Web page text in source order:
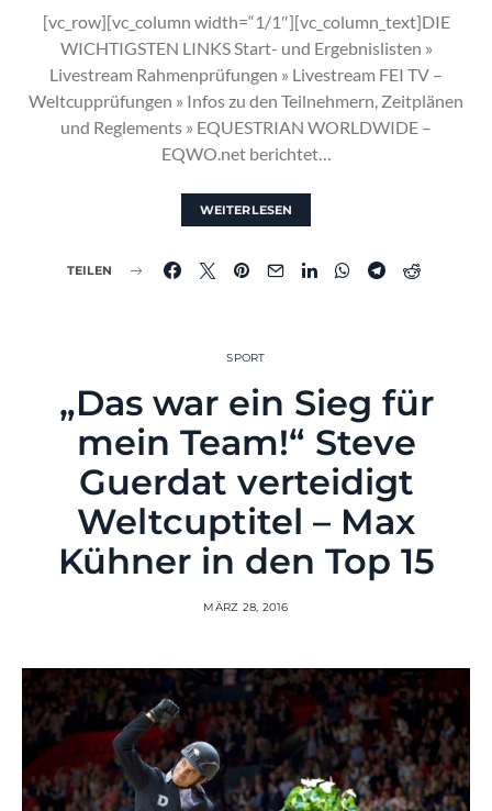
[vc_row][vc_column width=“1/1″][vc_column_text]DIE
WICHTIGSTEN LINKS Start- und Ergebnislisten »
Livestream Rahmenprüfungen » Livestream FEI TV –
Weltcupprüfungen » Infos zu den Teilnehmern, Zeitplänen
und Reglements » EQUESTRIAN WORLDWIDE –
EQWO.net berichtet…
WEITERLESEN
TEILEN
SPORT
„Das war ein Sieg für
mein Team!“ Steve
Guerdat verteidigt
Weltcuptitel – Max
Kühner in den Top 15
MÄRZ 28, 2016